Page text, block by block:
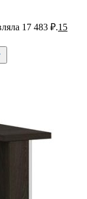
17 483 ₽.15